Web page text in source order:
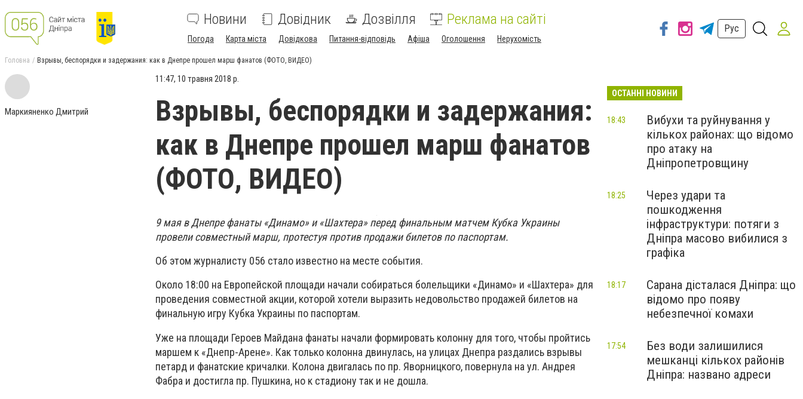
Новини Довідник Дозвілля Реклама на сайті
Погода Карта міста Довідкова Питання-відповідь Афіша Оголошення Нерухомість
Рус
Головна Взрывы, беспорядки и задержания: как в Днепре прошел марш фанатов (ФОТО, ВИДЕО)
Маркияненко Дмитрий
11:47, 10 травня 2018 р.
Взрывы, беспорядки и задержания:
как в Днепре прошел марш фанатов
(ФОТО, ВИДЕО)
9 мая в Днепре фанаты «Динамо» и «Шахтера» перед финальным матчем Кубка Украины
провели совместный марш, протестуя против продажи билетов по паспортам.
Об этом журналисту 056 стало известно на месте события.
Около 18:00 на Европейской площади начали собираться болельщики «Динамо» и «Шахтера» для
проведения совместной акции, которой хотели выразить недовольство продажей билетов на
финальную игру Кубка Украины по паспортам.
Уже на площади Героев Майдана фанаты начали формировать колонну для того, чтобы пройтись
маршем к «Днепр-Арене». Как только колонна двинулась, на улицах Днепра раздались взрывы
петард и фанатские кричалки. Колона двигалась по пр. Яворницкого, повернула на ул. Андрея
Фабра и достигла пр. Пушкина, но к стадиону так и не дошла.
ОСТАННІ НОВИНИ
Вибухи та руйнування у
кількох районах: що відомо
про атаку на
Дніпропетровщину
18:43
Через удари та
пошкодження
інфраструктури: потяги з
Дніпра масово вибилися з
графіка
18:25
Сарана дісталася Дніпра: що
відомо про появу
небезпечної комахи
18:17
Без води залишилися
мешканці кількох районів
Дніпра: названо адреси
17:54